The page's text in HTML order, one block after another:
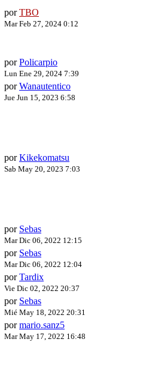
porTBO
Mar Feb 27, 2024 0:12
porPolicarpio
Lun Ene 29, 2024 7:39
porWanautentico
Jue Jun 15, 2023 6:58
porKikekomatsu
Sab May 20, 2023 7:03
por Sebas
Mar Dic 06, 2022 12:15
por Sebas
Mar Dic 06, 2022 12:04
porTardix
Vie Dic 02, 2022 20:37
por Sebas
Mié May 18, 2022 20:31
pormario.sanz5
Mar May 17, 2022 16:48